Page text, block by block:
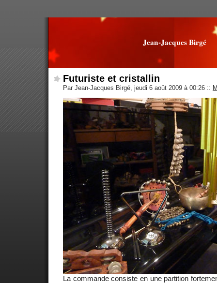
Jean-Jacques Birgé
Futuriste et cristallin
Par Jean-Jacques Birgé, jeudi 6 août 2009 à 00:26 ::
La commande consiste en une partition